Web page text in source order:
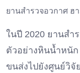
ยานสำรวจอวกาศ ฮ
ในปี 2020 ยานสำ
ตัวอย่างหินน้ำหนัก
ขนส่งไปยังศูนย์วิจั